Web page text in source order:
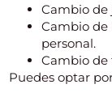
Cambio de
Cambio de
personal.
Cambio de
Puedes optar